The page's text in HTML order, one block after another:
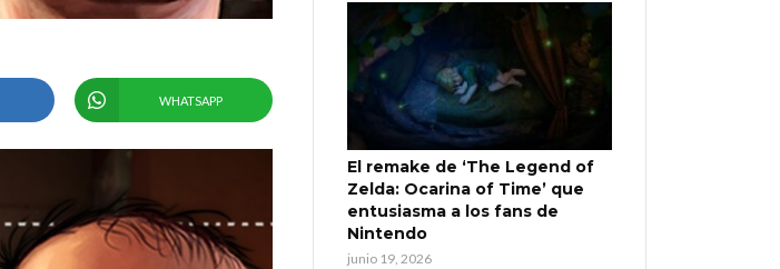
WHATSAPP
El remake de ‘The Legend of
Zelda: Ocarina of Time’ que
entusiasma a los fans de
Nintendo
junio 19, 2026